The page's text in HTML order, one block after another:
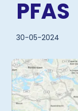
PFAS
30-05-2024